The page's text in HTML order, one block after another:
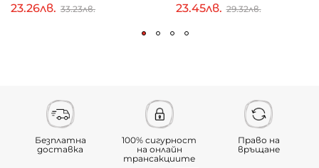
23.26лв. 33.23лв.
23.45лв. 29.32лв.
Безплатна
доставка
100% сигурност
на онлайн
трансакциите
Право на
връщане